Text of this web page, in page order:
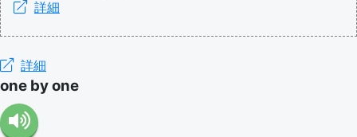
詳細
詳細
one by one